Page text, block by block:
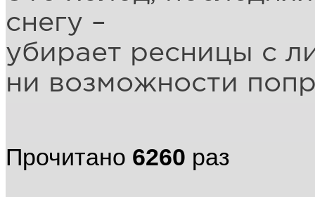
снегу –
убирает ресницы с
ни возможности
Прочитано 6260 раз